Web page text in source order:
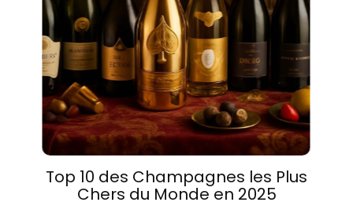
Top 10 des Champagnes les Plus
Chers du Monde en 2025